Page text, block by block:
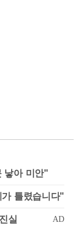
낳아 미안"
틀렸습니다"